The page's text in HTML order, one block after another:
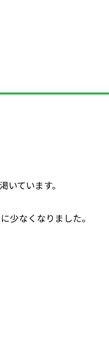
ています。
少なくなりました。